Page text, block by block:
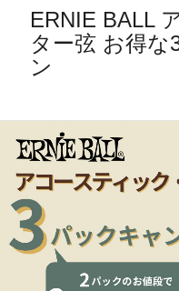
Import Products
Events
Support
Store Locator
ERNIE BALL
ター弦 お得
ン